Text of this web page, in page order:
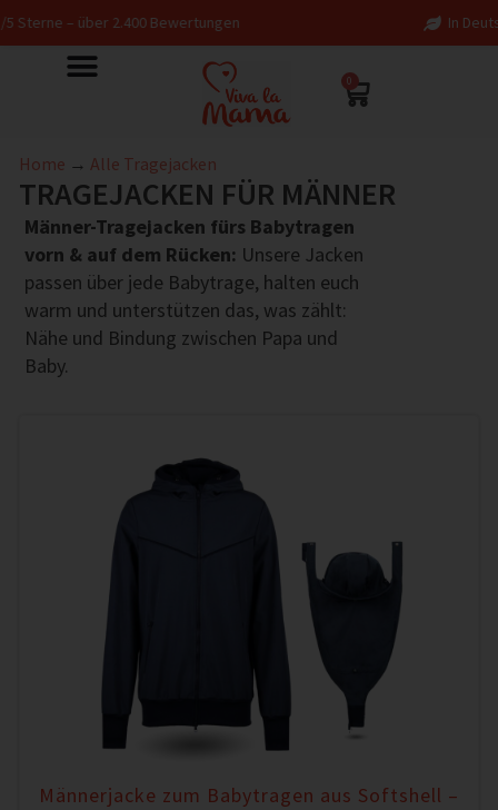
Bewertungen In Deutschland entworfen
0
Home → Alle Tragejacken
TRAGEJACKEN FÜR MÄNNER
Männer-Tragejacken fürs Babytragen
vorn & auf dem Rücken: Unsere Jacken
passen über jede Babytrage, halten euch
warm und unterstützen das, was zählt:
Nähe und Bindung zwischen Papa und
Baby.
Männerjacke zum Babytragen aus Softshell –